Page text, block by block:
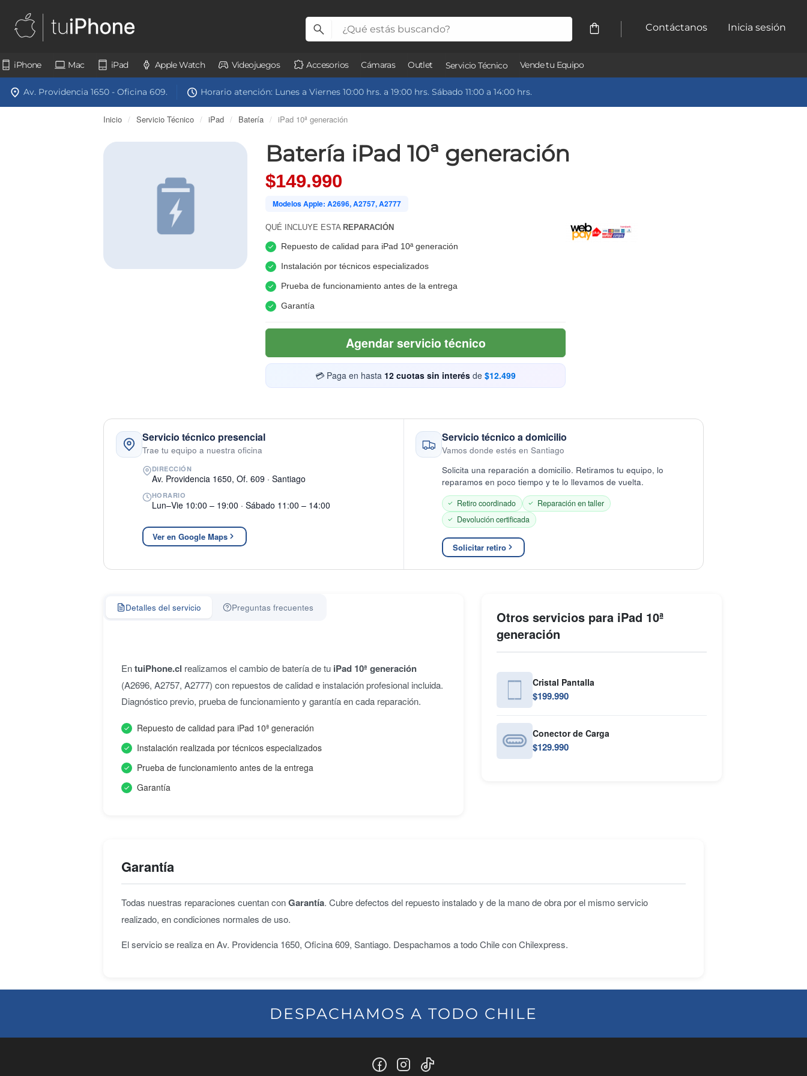
Contáctanos Inicia sesión
iPhone Mac iPad Apple Watch Videojuegos Accesorios Cámaras Outlet Servicio Técnico Vende tu Equipo
Av. Providencia 1650 - Oficina 609. Horario atención: Lunes a Viernes 10:00 hrs. a 19:00 hrs. Sábado 11:00 a 14:00 hrs.
Inicio / Servicio Técnico / iPad / Batería / iPad 10ª generación
Batería iPad 10ª generación
$149.990
Modelos Apple: A2696, A2757, A2777
QUÉ INCLUYE ESTA REPARACIÓN
Repuesto de calidad para iPad 10ª generación
Instalación por técnicos especializados
Prueba de funcionamiento antes de la entrega
Garantía
Agendar servicio técnico
💳 Paga en hasta 12 cuotas sin interés de $12.499
Servicio técnico presencial
Trae tu equipo a nuestra oficina
DIRECCIÓN
Av. Providencia 1650, Of. 609 · Santiago
HORARIO
Lun–Vie 10:00 – 19:00 · Sábado 11:00 – 14:00
Ver en Google Maps
Servicio técnico a domicilio
Vamos donde estés en Santiago
Solicita una reparación a domicilio. Retiramos tu equipo, lo
reparamos en poco tiempo y te lo llevamos de vuelta.
Retiro coordinado
Reparación en taller
Devolución certificada
Solicitar retiro
Detalles del servicio Preguntas frecuentes
EntuiPhone.cl realizamos el cambio de batería de tu iPad 10ª generación
(A2696, A2757, A2777) con repuestos de calidad e instalación profesional incluida.
Diagnóstico previo, prueba de funcionamiento y garantía en cada reparación.
Repuesto de calidad para iPad 10ª generación
Instalación realizada por técnicos especializados
Prueba de funcionamiento antes de la entrega
Garantía
Otros servicios para iPad 10ª
generación
Cristal Pantalla
$199.990
Conector de Carga
$129.990
Garantía
Todas nuestras reparaciones cuentan conGarantía. Cubre defectos del repuesto instalado y de la mano de obra por el mismo servicio
realizado, en condiciones normales de uso.
El servicio se realiza en Av. Providencia 1650, Oficina 609, Santiago. Despachamos a todo Chile con Chilexpress.
DESPACHAMOS A TODO CHILE